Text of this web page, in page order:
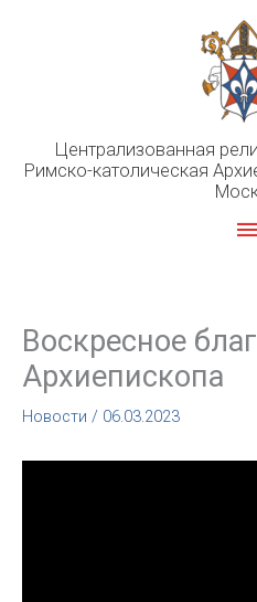
Централизованная
Римско-католическая
Воскресное
Архиепископа
Новости / 06.03.2023